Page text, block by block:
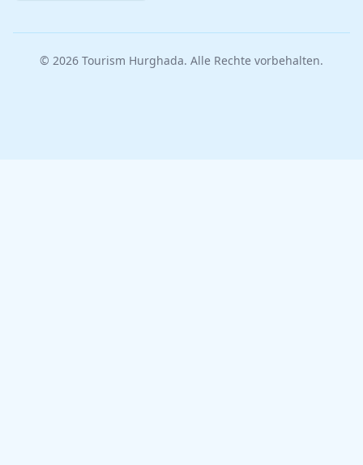
© 2026 Tourism Hurghada. Alle Rechte vorbehalten.